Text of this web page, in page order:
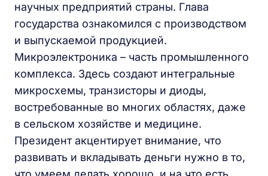
научных предприятий страны. Глава
государства ознакомился с производством
и выпускаемой продукцией.
Микроэлектроника – часть промышленного
комплекса. Здесь создают интегральные
микросхемы, транзисторы и диоды,
востребованные во многих областях, даже
в сельском хозяйстве и медицине.
Президент акцентирует внимание, что
развивать и вкладывать деньги нужно в то,